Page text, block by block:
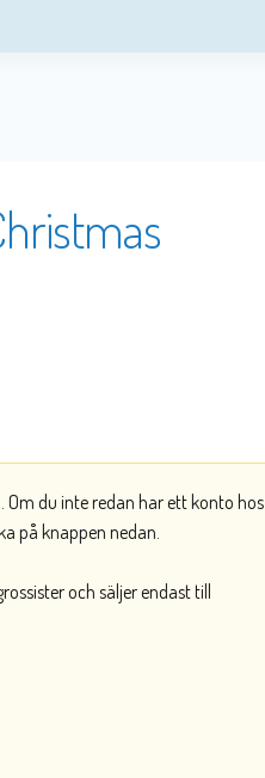
Om du inte redan har ett konto hos
på knappen nedan.
och säljer endast till